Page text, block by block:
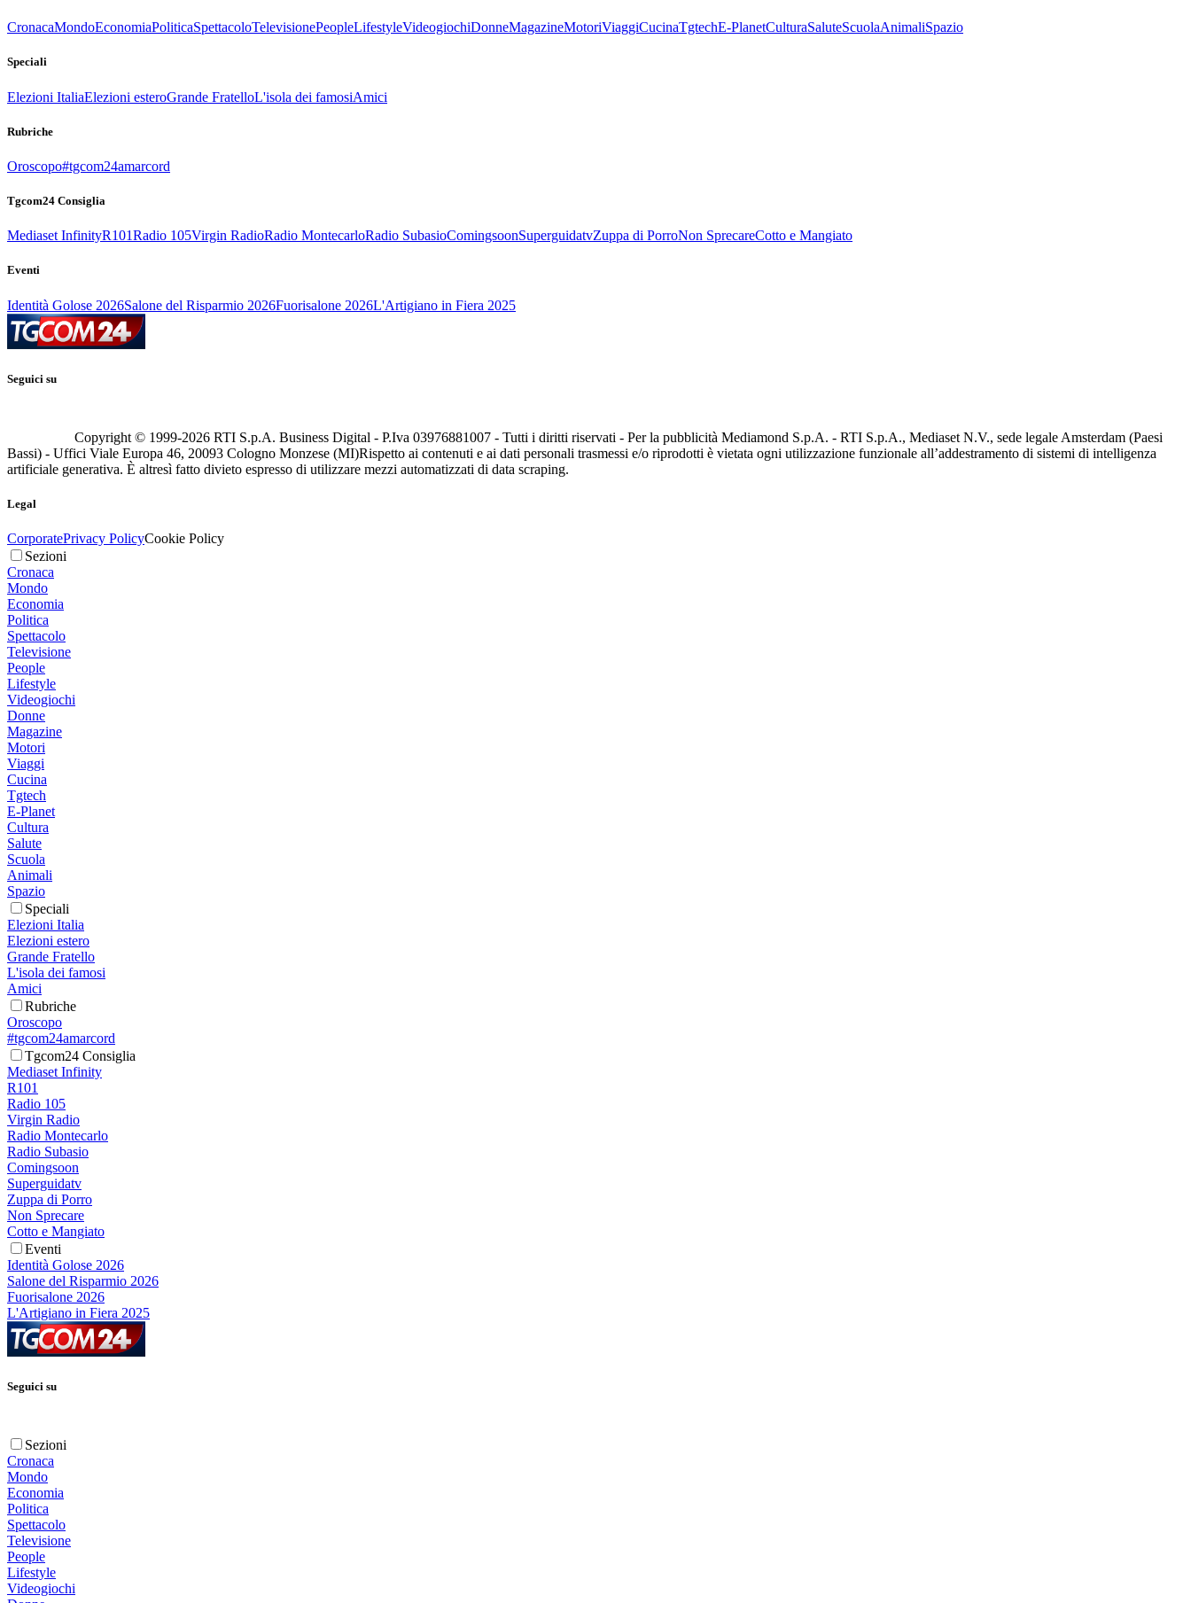
CronacaMondoEconomiaPoliticaSpettacoloTelevisionePeopleLifestyleVideogiochiDonneMagazineMotoriViaggiCucinaTgtechE-PlanetCulturaSaluteScuolaAnimaliSpazio
Speciali
Elezioni ItaliaElezioni esteroGrande FratelloL'isola dei famosiAmici
Rubriche
Oroscopo#tgcom24amarcord
Tgcom24 Consiglia
Mediaset InfinityR101Radio 105Virgin RadioRadio MontecarloRadio SubasioComingsoonSuperguidatvZuppa di PorroNon SprecareCotto e Mangiato
Eventi
Identità Golose 2026Salone del Risparmio 2026Fuorisalone 2026L'Artigiano in Fiera 2025
Seguici su
Copyright © 1999-2026 RTI S.p.A. Business Digital - P.Iva 03976881007 - Tutti i diritti riservati - Per la pubblicità Mediamond S.p.A. - RTI S.p.A., Mediaset N.V., sede legale Amsterdam (Paesi
Bassi) - Uffici Viale Europa 46, 20093 Cologno Monzese (MI)Rispetto ai contenuti e ai dati personali trasmessi e/o riprodotti è vietata ogni utilizzazione funzionale all’addestramento di sistemi di intelligenza
artificiale generativa. È altresì fatto divieto espresso di utilizzare mezzi automatizzati di data scraping.
Legal
CorporatePrivacy PolicyCookie Policy
Sezioni
Cronaca
Mondo
Economia
Politica
Spettacolo
Televisione
People
Lifestyle
Videogiochi
Donne
Magazine
Motori
Viaggi
Cucina
Tgtech
E-Planet
Cultura
Salute
Scuola
Animali
Spazio
Speciali
Elezioni Italia
Elezioni estero
Grande Fratello
L'isola dei famosi
Amici
Rubriche
Oroscopo
#tgcom24amarcord
Tgcom24 Consiglia
Mediaset Infinity
R101
Radio 105
Virgin Radio
Radio Montecarlo
Radio Subasio
Comingsoon
Superguidatv
Zuppa di Porro
Non Sprecare
Cotto e Mangiato
Eventi
Identità Golose 2026
Salone del Risparmio 2026
Fuorisalone 2026
L'Artigiano in Fiera 2025
Seguici su
Sezioni
Cronaca
Mondo
Economia
Politica
Spettacolo
Televisione
People
Lifestyle
Videogiochi